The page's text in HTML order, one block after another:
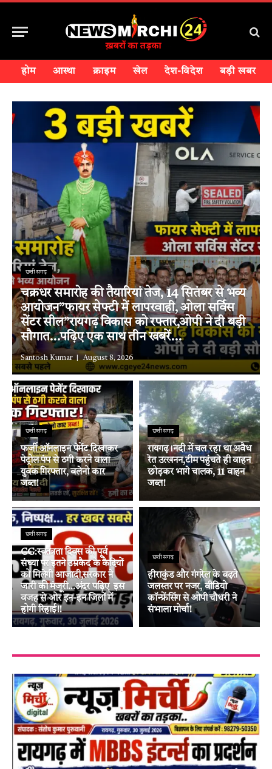
होम आस्था क्राइम खेल देश-विदेश बड़ी खबर
छत्तीसगढ़
चक्रधर समारोह की तैयारियां तेज, 14 सितंबर से भव्य
आयोजन”फायर सेफ्टी में लापरवाही, ओला सर्विस
सेंटर सील”रायगढ़ विकास को रफ्तार,ओपी ने दी बड़ी
सौगात…पढ़िए एक साथ तीन खबरें…
Santosh Kumar August 8, 2026
छत्तीसगढ़
फर्जी ऑनलाइन पेमेंट दिखाकर
पेट्रोल पंप से ठगी करने वाला
युवक गिरफ्तार, बलेनो कार
जब्त!
छत्तीसगढ़
रायगढ़।नदी में चल रहा था अवैध
रेत उत्खनन,टीम पहुंचते ही वाहन
छोड़कर भागे चालक, 11 वाहन
जब्त!
छत्तीसगढ़
CG:स्वतंत्रता दिवस की पूर्व
संध्या पर इतने उम्रकैद के कैदियों
को मिलेगी आजादी,सरकार ने
जारी की मंजूरी…अंदर पढ़िए इस
वजह से ओर इन-इन जिलों में
होगी रिहाई!!
छत्तीसगढ़
हीराकुंड और गंगरेल के बढ़ते
जलस्तर पर नजर, वीडियो
कॉन्फ्रेंसिंग से ओपी चौधरी ने
संभाला मोर्चा!